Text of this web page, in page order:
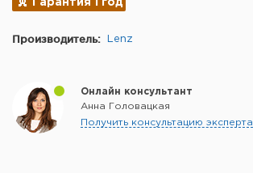
Гарантия 1 год
Производитель: Lenz
Онлайн консультант
Анна Головацкая
Получить консультацию эксперта